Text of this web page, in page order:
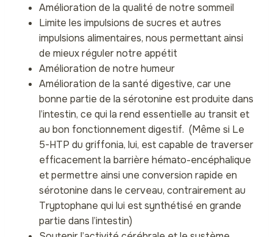
Amélioration de la qualité de notre sommeil
Limite les impulsions de sucres et autres
impulsions alimentaires, nous permettant ainsi
de mieux réguler notre appétit
Amélioration de notre humeur
Amélioration de la santé digestive, car une
bonne partie de la sérotonine est produite dans
l’intestin, ce qui la rend essentielle au transit et
au bon fonctionnement digestif. (Même si Le
5-HTP du griffonia, lui, est capable de traverser
efficacement la barrière hémato-encéphalique
et permettre ainsi une conversion rapide en
sérotonine dans le cerveau, contrairement au
Tryptophane qui lui est synthétisé en grande
partie dans l’intestin)